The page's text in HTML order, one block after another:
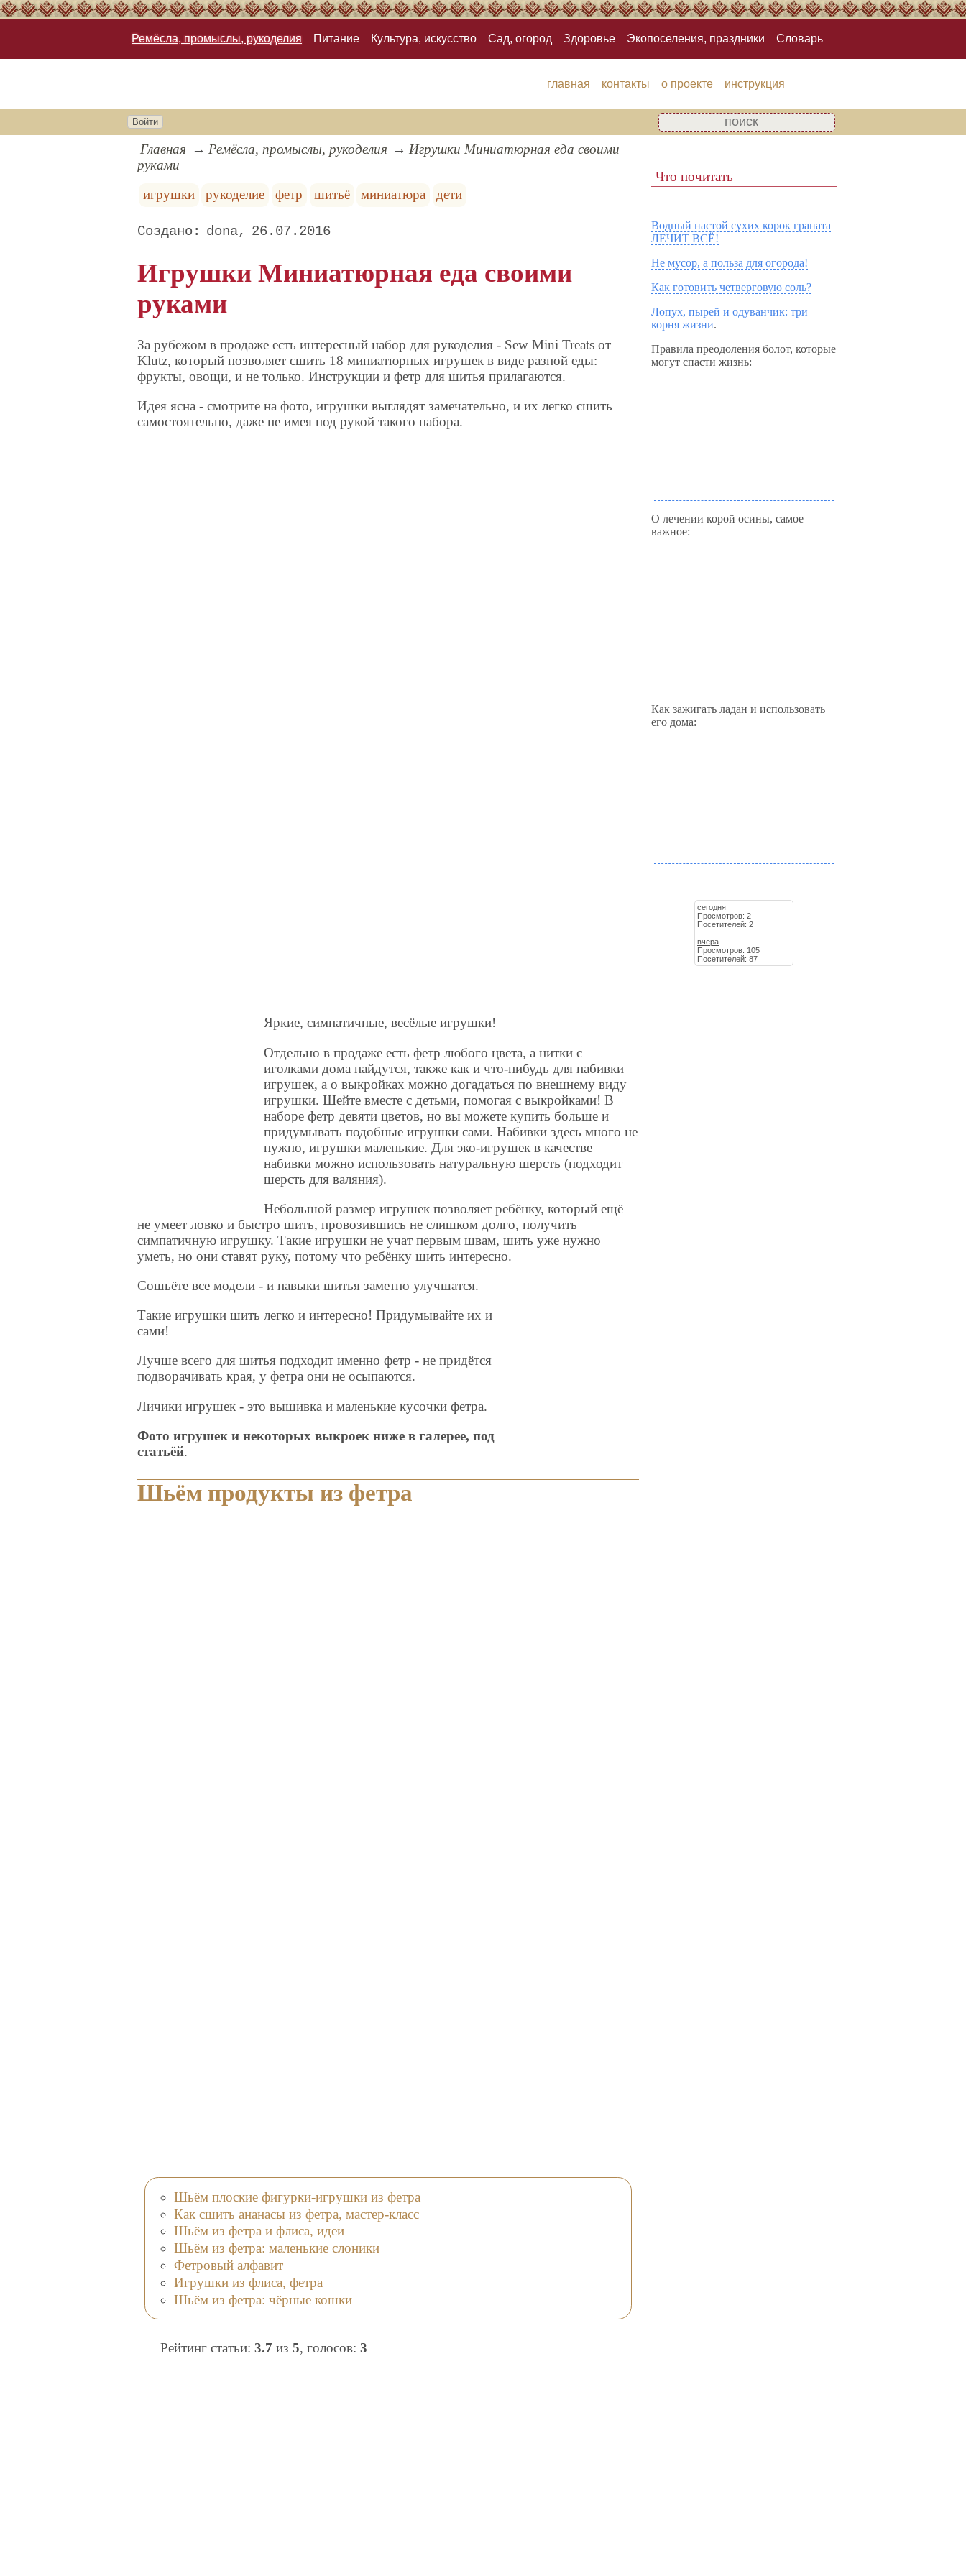
Ремёсла, промыслы, рукоделия Питание Культура, искусство Сад, огород Здоровье Экопоселения, праздники Словарь
главная контакты о проекте инструкция
Войти
Главная Ремёсла, промыслы, рукоделия
Игрушки Миниатюрная еда своими
руками
игрушки
рукоделие фетр шитьё миниатюра дети
dona 26.07.2016
Игрушки Миниатюрная еда своими
руками
За рубежом в продаже есть интересный набор для рукоделия - Sew Mini Treats от
Klutz, который позволяет сшить 18 миниатюрных игрушек в виде разной еды:
фрукты, овощи, и не только. Инструкции и фетр для шитья прилагаются.
Идея ясна - смотрите на фото, игрушки выглядят замечательно, и их легко сшить
самостоятельно, даже не имея под рукой такого набора.
Яркие, симпатичные, весёлые игрушки!
Отдельно в продаже есть фетр любого цвета, а нитки с
иголками дома найдутся, также как и что-нибудь для набивки
игрушек, а о выкройках можно догадаться по внешнему виду
игрушки. Шейте вместе с детьми, помогая с выкройками! В
наборе фетр девяти цветов, но вы можете купить больше и
придумывать подобные игрушки сами. Набивки здесь много не
нужно, игрушки маленькие. Для эко-игрушек в качестве
набивки можно использовать натуральную шерсть (подходит
шерсть для валяния).
Небольшой размер игрушек позволяет ребёнку, который ещё
не умеет ловко и быстро шить, провозившись не слишком долго, получить
симпатичную игрушку. Такие игрушки не учат первым швам, шить уже нужно
уметь, но они ставят руку, потому что ребёнку шить интересно.
Сошьёте все модели - и навыки шитья заметно улучшатся.
Такие игрушки шить легко и интересно! Придумывайте их и
сами!
Лучше всего для шитья подходит именно фетр - не придётся
подворачивать края, у фетра они не осыпаются.
Личики игрушек - это вышивка и маленькие кусочки фетра.
Фото игрушек и некоторых выкроек ниже в галерее, под
статьёй.
Шьём продукты из фетра
Шьём плоские фигурки-игрушки из фетра
Как сшить ананасы из фетра, мастер-класс
Шьём из фетра и флиса, идеи
Шьём из фетра: маленькие слоники
Фетровый алфавит
Игрушки из флиса, фетра
Шьём из фетра: чёрные кошки
Рейтинг статьи:3.7 из5, голосов:3
Что почитать
Водный настой сухих корок граната
ЛЕЧИТ ВСЁ!
Не мусор, а польза для огорода!
Как готовить четверговую соль?
Лопух, пырей и одуванчик: три
корня жизни.
Правила преодоления болот, которые
могут спасти жизнь:
О лечении корой осины, самое
важное:
Как зажигать ладан и использовать
его дома:
сегодня
Просмотров: 2
Посетителей: 2
вчера
Просмотров: 105
Посетителей: 87